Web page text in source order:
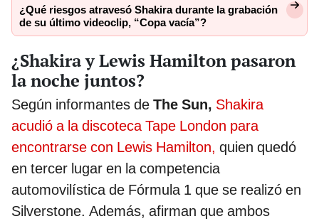
¿Qué riesgos atravesó Shakira durante la grabación
de su último videoclip, “Copa vacía”?
¿Shakira y Lewis Hamilton pasaron
la noche juntos?
Según informantes de The Sun, Shakira
acudió a la discoteca Tape London para
encontrarse con Lewis Hamilton, quien quedó
en tercer lugar en la competencia
automovilística de Fórmula 1 que se realizó en
Silverstone. Además, afirman que ambos